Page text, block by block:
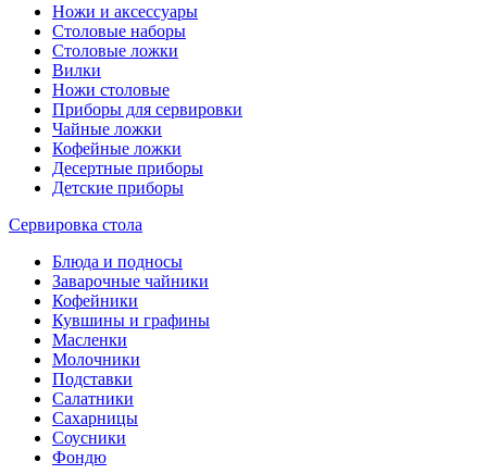
Ножи и аксессуары
Столовые наборы
Столовые ложки
Вилки
Ножи столовые
Приборы для сервировки
Чайные ложки
Кофейные ложки
Десертные приборы
Детские приборы
Сервировка стола
Блюда и подносы
Заварочные чайники
Кофейники
Кувшины и графины
Масленки
Молочники
Подставки
Салатники
Сахарницы
Соусники
Фондю